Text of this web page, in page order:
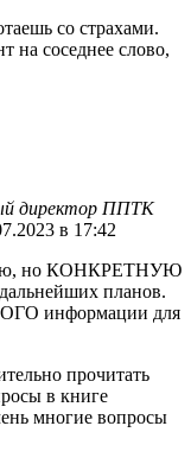
со страхами.
на соседнее слово,
директор ППТК
в 17:42
но КОНКРЕТНУЮ
планов.
информации для
прочитать
в книге
многие вопросы